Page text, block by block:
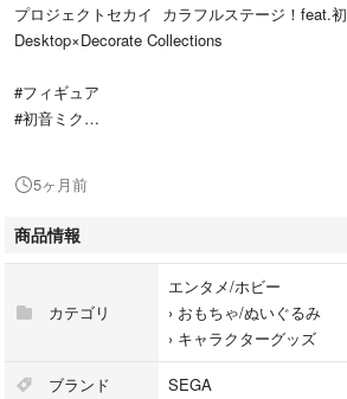
プロジェクトセカイ カラフルステージ！feat.
Desktop×Decorate Collections
#フィギュア
#初音ミク
5ヶ月前
商品情報
カテゴリ
エンタメ/ホビー
› おもちゃ/ぬいぐるみ
› キャラクターグッズ
ブランド SEGA